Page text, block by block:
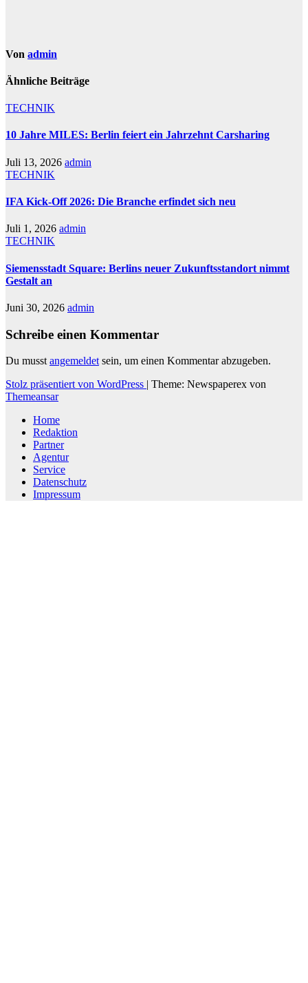
Von admin
Ähnliche Beiträge
TECHNIK
10 Jahre MILES: Berlin feiert ein Jahrzehnt Carsharing
Juli 13, 2026 admin
TECHNIK
IFA Kick-Off 2026: Die Branche erfindet sich neu
Juli 1, 2026 admin
TECHNIK
Siemensstadt Square: Berlins neuer Zukunftsstandort nimmt
Gestalt an
Juni 30, 2026 admin
Schreibe einen Kommentar
Du musst angemeldet sein, um einen Kommentar abzugeben.
Stolz präsentiert von WordPress | Theme: Newspaperex von
Themeansar
Home
Redaktion
Partner
Agentur
Service
Datenschutz
Impressum